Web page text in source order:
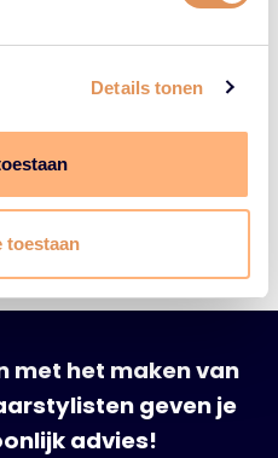
Details tonen
toestaan
met het maken van
geven je
advies!